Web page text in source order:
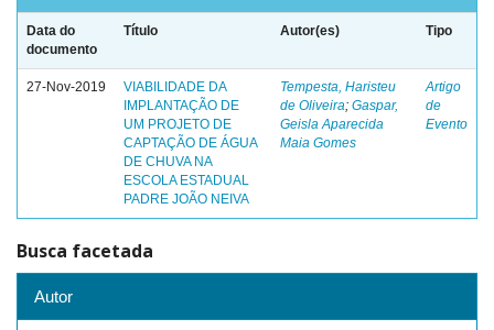
Data do
documento
Título Autor(es) Tipo
27-Nov-2019
VIABILIDADE DA
IMPLANTAÇÃO DE
UM PROJETO DE
CAPTAÇÃO DE ÁGUA
DE CHUVA NA
ESCOLA ESTADUAL
PADRE JOÃO NEIVA
Tempesta, Haristeu
de Oliveira; Gaspar,
Geisla Aparecida
Maia Gomes
Artigo
de
Evento
Busca facetada
Autor